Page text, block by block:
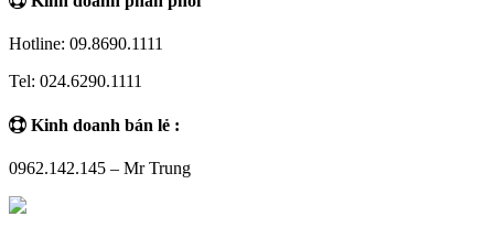
Hotline: 09.8690.1111
Tel: 024.6290.1111
Kinh doanh bán lẻ :
0962.142.145 – Mr Trung